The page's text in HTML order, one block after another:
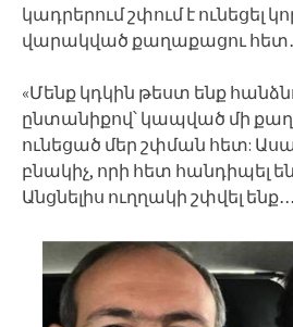
կադրերում շփում է ունեցել
վարակված քաղաքացու
«Մենք կդկին թեստ ենք
ընտանիքով՝ կապված մի
ունեցած մեր շփման հետ:
բնակիչ, որի հետ հանդիպել
Անցնելիս ուղղակի շփվել ենք․․․